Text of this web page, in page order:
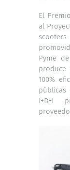
El
al
Pyme
produce
100%
I+D+I